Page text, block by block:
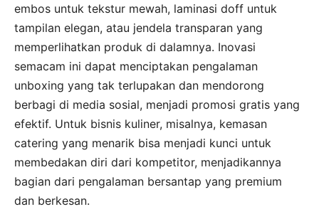
embos untuk tekstur mewah, laminasi doff untuk
tampilan elegan, atau jendela transparan yang
memperlihatkan produk di dalamnya. Inovasi
semacam ini dapat menciptakan pengalaman
unboxing yang tak terlupakan dan mendorong
berbagi di media sosial, menjadi promosi gratis yang
efektif. Untuk bisnis kuliner, misalnya, kemasan
catering yang menarik bisa menjadi kunci untuk
membedakan diri dari kompetitor, menjadikannya
bagian dari pengalaman bersantap yang premium
dan berkesan.